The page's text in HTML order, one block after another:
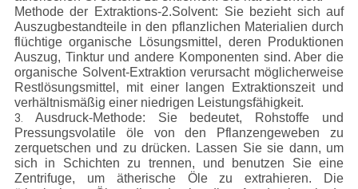
Methode der Extraktions-2.Solvent: Sie bezieht sich auf
Auszugbestandteile in den pflanzlichen Materialien durch
flüchtige organische Lösungsmittel, deren Produktionen
Auszug, Tinktur und andere Komponenten sind. Aber die
organische Solvent-Extraktion verursacht möglicherweise
Restlösungsmittel, mit einer langen Extraktionszeit und
verhältnismäßig einer niedrigen Leistungsfähigkeit.
3. Ausdruck-Methode: Sie bedeutet, Rohstoffe und
Pressungsvolatile öle von den Pflanzengeweben zu
zerquetschen und zu drücken. Lassen Sie sie dann, um
sich in Schichten zu trennen, und benutzen Sie eine
Zentrifuge, um ätherische Öle zu extrahieren. Die